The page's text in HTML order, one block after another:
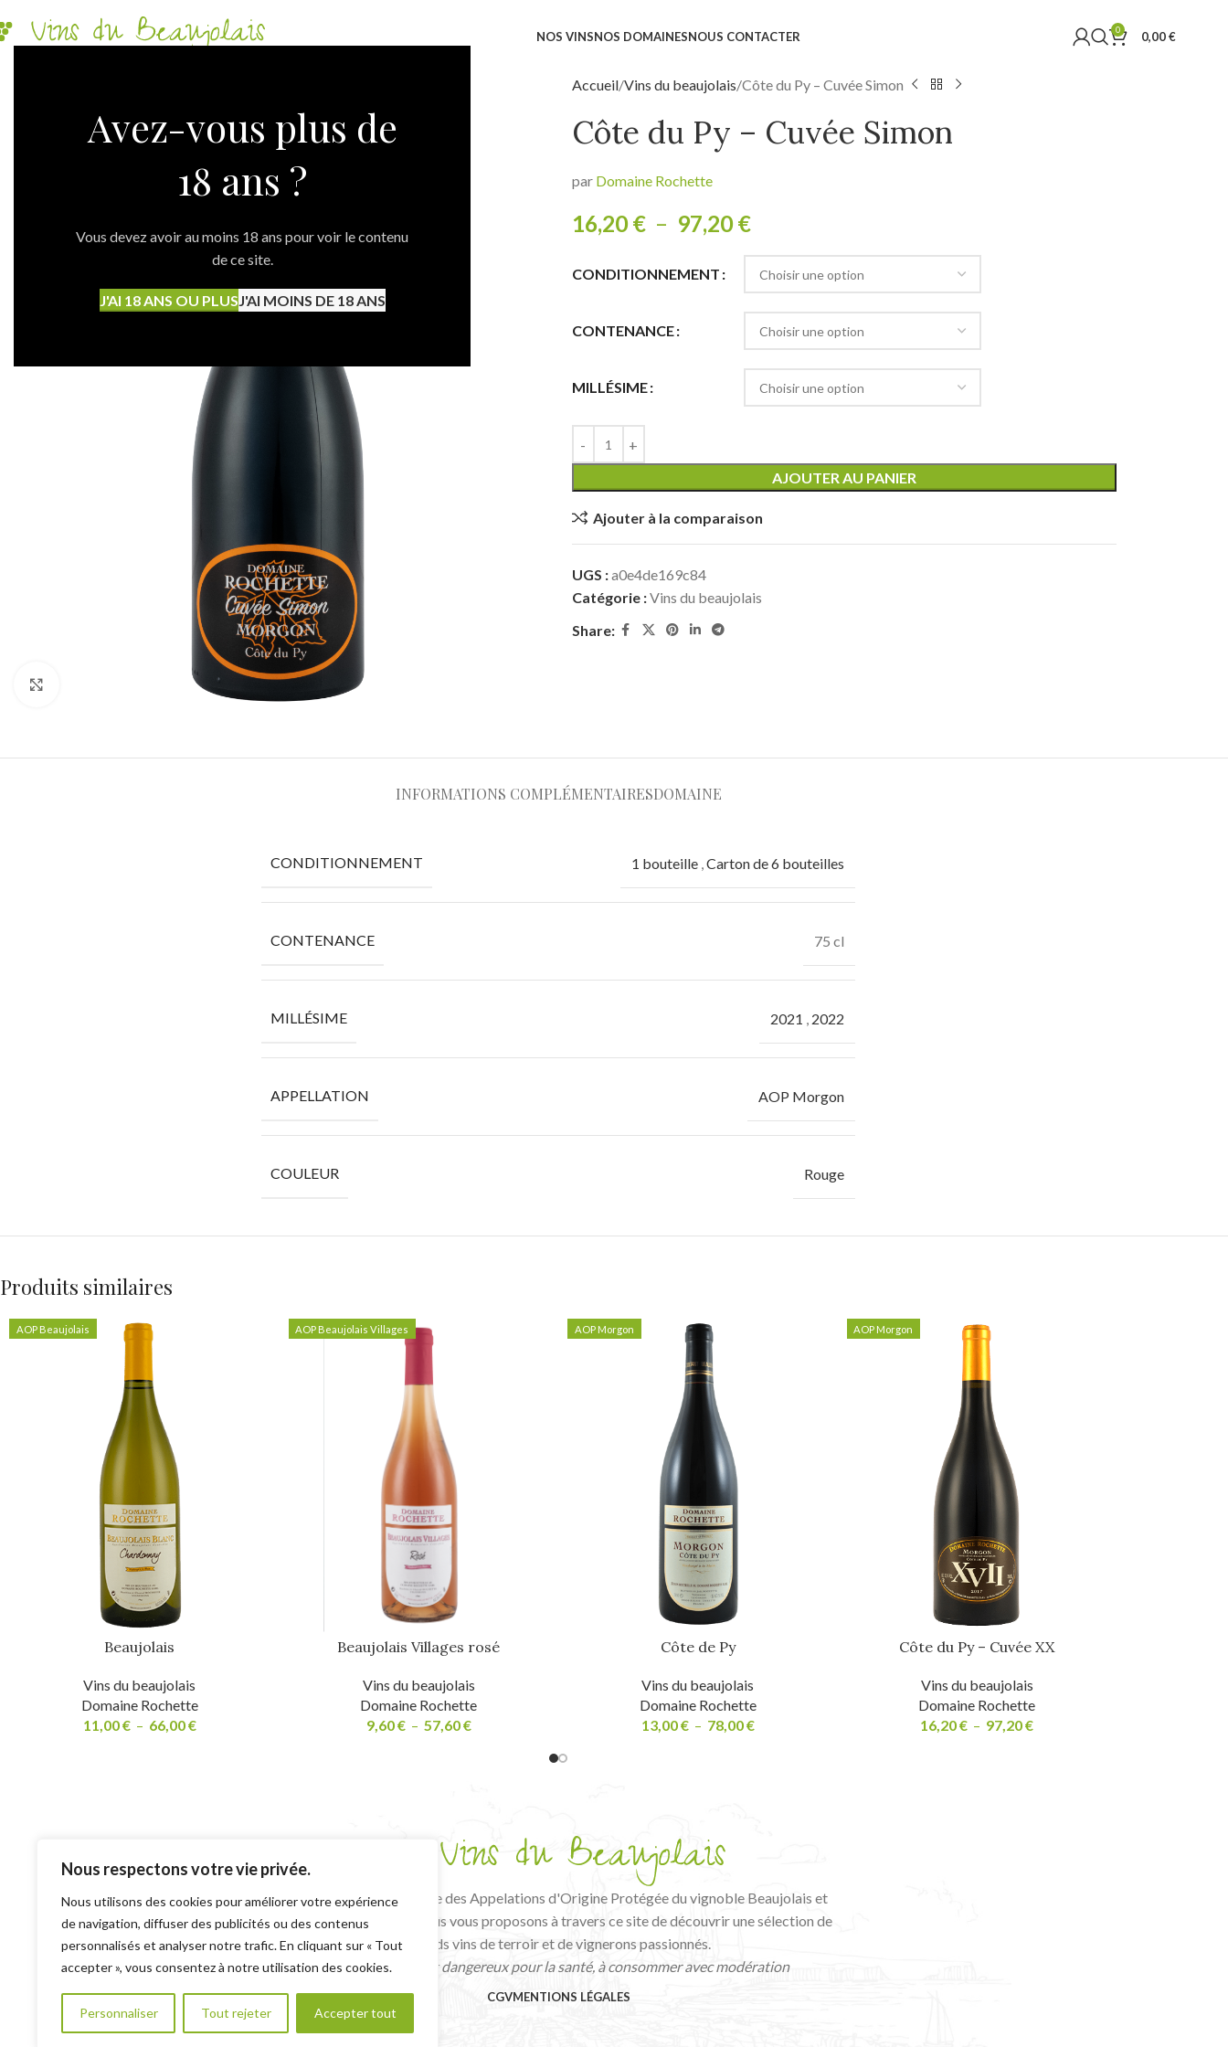
Avez-vous plus de
18 ans ?
Vous devez avoir au moins 18 ans pour voir le contenu
de ce site.
J'AI 18 ANS OU PLUSJ'AI MOINS DE 18 ANS
Nous respectons votre vie privée.
Nous utilisons des cookies pour améliorer votre expérience
de navigation, diffuser des publicités ou des contenus
personnalisés et analyser notre trafic. En cliquant sur « Tout
accepter », vous consentez à notre utilisation des cookies.
Personnaliser Tout rejeter Accepter tout
NOS VINSNOS DOMAINESNOUS CONTACTER 0 0,00€
Accueil Vins du beaujolais Côte du Py – Cuvée Simon
Côte du Py – Cuvée Simon
par Domaine Rochette
16,20€ – 97,20€
CONDITIONNEMENT
CONTENANCE
MILLÉSIME
AJOUTER AU PANIER
Ajouter à la comparaison
UGS :a0e4de169c84
Catégorie :Vins du beaujolais
Share:
INFORMATIONS COMPLÉMENTAIRESDOMAINE
CONDITIONNEMENT 1 bouteille Carton de 6 bouteilles
CONTENANCE 75 cl
MILLÉSIME 2021 2022
APPELLATION AOP Morgon
COULEUR Rouge
Produits similaires
AOP Beaujolais
Beaujolais
Vins du beaujolais
Domaine Rochette
11,00€ – 66,00€
AOP Beaujolais Villages
Beaujolais Villages rosé
Vins du beaujolais
Domaine Rochette
9,60€ – 57,60€
AOP Morgon
Côte de Py
Vins du beaujolais
Domaine Rochette
13,00€ – 78,00€
AOP Morgon
Côte du Py – Cuvée XX
Vins du beaujolais
Domaine Rochette
16,20€ – 97,20€
Structure représentative des Appelations d'Origine Protégée du vignoble Beaujolais et
de leurs producteurs, nous vous proposons à travers ce site de découvrir une sélection de
grands vins de terroir et de vignerons passionnés.
L'abus d'alcool est dangereux pour la santé, à consommer avec modération
CGVMENTIONS LÉGALES